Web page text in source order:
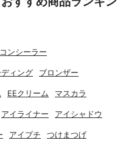
コンシーラー
ィング ブロンザー
EEクリーム マスカラ
アイライナー アイシャドウ
アイプチ つけまつげ